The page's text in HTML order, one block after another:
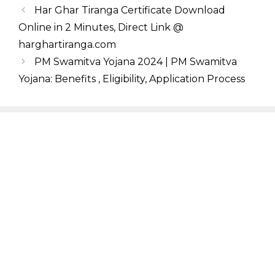
Har Ghar Tiranga Certificate Download
Online in 2 Minutes, Direct Link @
harghartiranga.com
PM Swamitva Yojana 2024 | PM Swamitva
Yojana: Benefits , Eligibility, Application Process